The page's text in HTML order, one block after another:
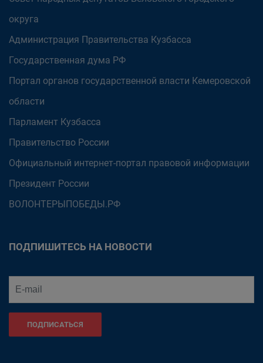
округа
Администрация Правительства Кузбасса
Государственная дума РФ
Портал органов государственной власти Кемеровской
области
Парламент Кузбасса
Правительство России
Официальный интернет-портал правовой информации
Президент России
ВОЛОНТЕРЫПОБЕДЫ.РФ
ПОДПИШИТЕСЬ НА НОВОСТИ
ПОДПИСАТЬСЯ